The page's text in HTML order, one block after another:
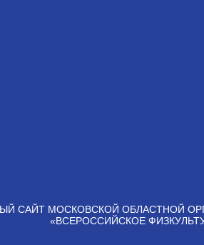
САЙТ МОСКОВСКОЙ ОБЛАСТНОЙ
«ВСЕРОССИЙСКОЕ